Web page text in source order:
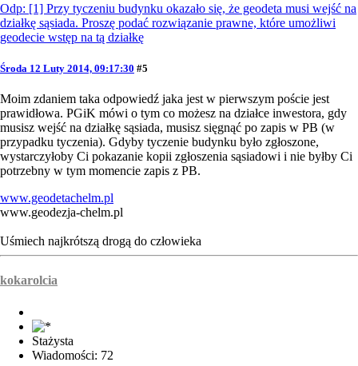
Odp: [1] Przy tyczeniu budynku okazało się, że geodeta musi wejść na
działkę sąsiada. Proszę podać rozwiązanie prawne, które umożliwi
geodecie wstęp na tą działkę
Środa 12 Luty 2014, 09:17:30 #5
Moim zdaniem taka odpowiedź jaka jest w pierwszym poście jest
prawidłowa. PGiK mówi o tym co możesz na działce inwestora, gdy
musisz wejść na działkę sąsiada, musisz sięgnąć po zapis w PB (w
przypadku tyczenia). Gdyby tyczenie budynku było zgłoszone,
wystarczyłoby Ci pokazanie kopii zgłoszenia sąsiadowi i nie byłby Ci
potrzebny w tym momencie zapis z PB.
www.geodetachelm.pl
www.geodezja-chelm.pl
Uśmiech najkrótszą drogą do człowieka
kokarolcia
Stażysta
Wiadomości: 72